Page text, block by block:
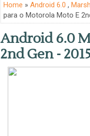
Home » Android 6.0 ,
para o Motorola Moto E
Android 6.0
2nd Gen -